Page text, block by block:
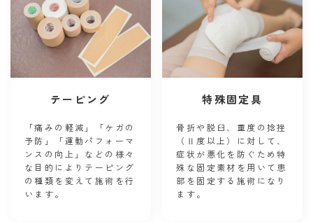
テーピング
「痛みの軽減」「ケガの
予防」「運動パフォーマ
ンスの向上」などの様々
な目的によりテーピング
の種類を変えて施術を行
います。
特殊固定具
骨折や脱臼、重度の捻挫
（Ⅱ度以上）に対して、
症状が悪化を防ぐため特
殊な固定素材を用いて患
部を固定する施術になり
ます。